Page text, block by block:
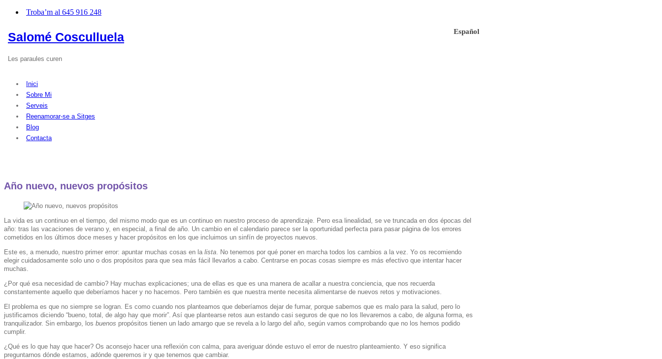
Troba’m al 645 916 248
Español
Salomé Cosculluela
Les paraules curen
Inici
Sobre Mi
Serveis
Reenamorar-se a Sitges
Blog
Contacta
Año nuevo, nuevos propósitos
La vida es un continuo en el tiempo, del mismo modo que es un continuo en nuestro proceso de aprendizaje. Pero esa linealidad, se ve truncada en dos épocas del
año: tras las vacaciones de verano y, en especial, a final de año. Un cambio en el calendario parece ser la oportunidad perfecta para pasar página de los errores
cometidos en los últimos doce meses y hacer propósitos en los que incluimos un sinfín de proyectos nuevos.
Este es, a menudo, nuestro primer error: apuntar muchas cosas en la lista . No tenemos por qué poner en marcha todos los cambios a la vez. Yo os recomiendo
elegir cuidadosamente solo uno o dos propósitos para que sea más fácil llevarlos a cabo. Centrarse en pocas cosas siempre es más efectivo que intentar hacer
muchas.
¿Por qué esa necesidad de cambio? Hay muchas explicaciones; una de ellas es que es una manera de acallar a nuestra conciencia, que nos recuerda
constantemente aquello que deberíamos hacer y no hacemos. Pero también es que nuestra mente necesita alimentarse de nuevos retos y motivaciones.
El problema es que no siempre se logran. Es como cuando nos planteamos que deberíamos dejar de fumar, porque sabemos que es malo para la salud, pero lo
justificamos diciendo “bueno, total, de algo hay que morir”. Así que plantearse retos aun estando casi seguros de que no los llevaremos a cabo, de alguna forma, es
tranquilizador. Sin embargo, los buenos propósitos tienen un lado amargo que se revela a lo largo del año, según vamos comprobando que no los hemos podido
cumplir.
¿Qué es lo que hay que hacer? Os aconsejo hacer una reflexión con calma, para averiguar dónde estuvo el error de nuestro planteamiento. Y eso significa
preguntarnos dónde estamos, adónde queremos ir y que tenemos que cambiar.